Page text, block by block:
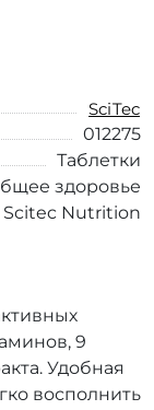
SciTec
012275
Таблетки
здоровье
Scitec Nutrition
9
Удобная
восполнить